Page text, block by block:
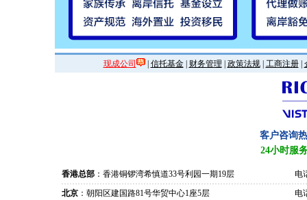
现成公司 | 信托基金| 财务管理 政策法规| 工商注册|
客户咨询
24小时服
香港总部 ：香港铜锣湾希慎道33号利园一期19层
电
北京 ：朝阳区建国路81号华贸中心1座5层
电